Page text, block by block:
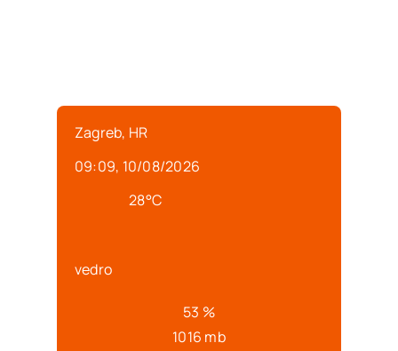
Zagreb, HR
09:09, 10/08/2026
28°C
vedro
53 %
1016 mb